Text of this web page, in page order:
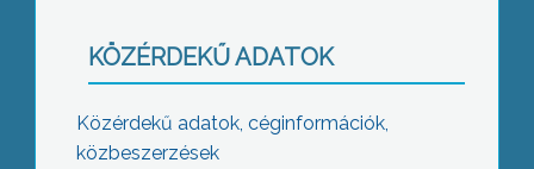
KÖZÉRDEKŰ ADATOK
Közérdekű adatok, céginformációk,
közbeszerzések